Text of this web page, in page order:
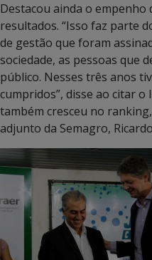
Destacou ainda o
resultados. “Isso faz parte
de gestão que foram
sociedade, as pessoas que
público. Nesses três anos
cumpridos”, disse ao citar
também cresceu no
adjunto da Semagro,